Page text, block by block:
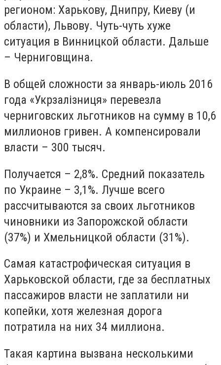
регионом: Харькову, Днипру, Киеву (и
области), Львову. Чуть-чуть хуже
ситуация в Винницкой области. Дальше
– Черниговщина.
В общей сложности за январь-июль 2016
года «Укрзалізниця» перевезла
черниговских льготников на сумму в 10,6
миллионов гривен. А компенсировали
власти – 300 тысяч.
Получается – 2,8%. Средний показатель
по Украине – 3,1%. Лучше всего
рассчитываются за своих льготников
чиновники из Запорожской области
(37%) и Хмельницкой области (31%).
Самая катастрофическая ситуация в
Харьковской области, где за бесплатных
пассажиров власти не заплатили ни
копейки, хотя железная дорога
потратила на них 34 миллиона.
Такая картина вызвана несколькими